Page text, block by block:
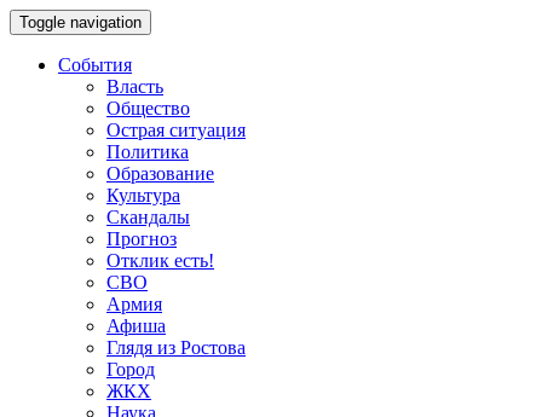
Toggle navigation
События
Власть
Общество
Острая ситуация
Политика
Образование
Культура
Скандалы
Прогноз
Отклик есть!
СВО
Армия
Афиша
Глядя из Ростова
Город
ЖКХ
Наука